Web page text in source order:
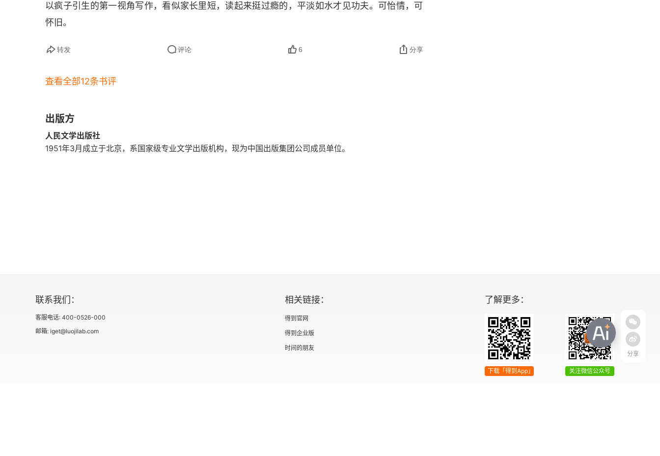
以疯子引生的第一视角写作，看似家长里短，读起来挺过瘾的，平淡如水才见功夫。可怡情，可
怀旧。
转发 评论 6 分享
查看全部12条书评
出版方
人民文学出版社
1951年3月成立于北京，系国家级专业文学出版机构，现为中国出版集团公司成员单位。
分享
联系我们：
客服电话: 400-0526-000
邮箱: iget@luojilab.com
相关链接：
得到官网
得到企业版
时间的朋友
了解更多：
下载「得到App」 关注微信公众号